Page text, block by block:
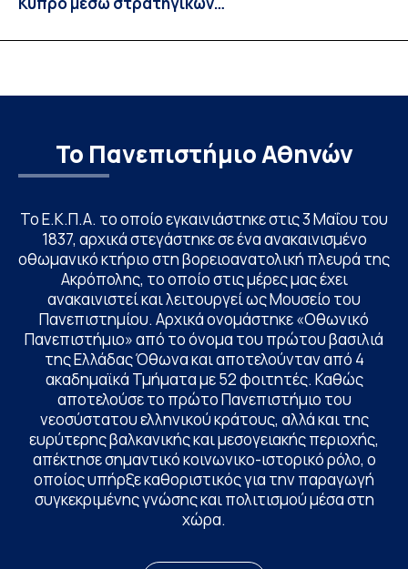
Το Πανεπιστήμιο Αθηνών
Το Ε.Κ.Π.Α. το οποίο εγκαινιάστηκε στις 3 Μαΐου του
1837, αρχικά στεγάστηκε σε ένα ανακαινισμένο
οθωμανικό κτήριο στη βορειοανατολική πλευρά της
Ακρόπολης, το οποίο στις μέρες μας έχει
ανακαινιστεί και λειτουργεί ως Μουσείο του
Πανεπιστημίου. Αρχικά ονομάστηκε «Οθωνικό
Πανεπιστήμιο» από το όνομα του πρώτου βασιλιά
της Ελλάδας Όθωνα και αποτελούνταν από 4
ακαδημαϊκά Τμήματα με 52 φοιτητές. Καθώς
αποτελούσε το πρώτο Πανεπιστήμιο του
νεοσύστατου ελληνικού κράτους, αλλά και της
ευρύτερης βαλκανικής και μεσογειακής περιοχής,
απέκτησε σημαντικό κοινωνικο-ιστορικό ρόλο, ο
οποίος υπήρξε καθοριστικός για την παραγωγή
συγκεκριμένης γνώσης και πολιτισμού μέσα στη
χώρα.